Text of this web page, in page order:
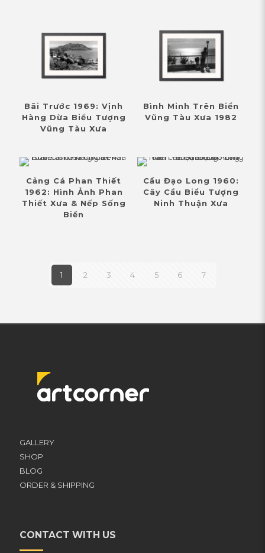
Bãi Trước 1969: Vịnh
Hàng Dừa Biểu Tượng
Vũng Tàu Xưa
Bình Minh Trên Biển
Vũng Tàu Xưa 1982
Cảng Cá Phan Thiết
1962: Hình Ảnh Phan
Thiết Xưa & Nếp Sống
Biển
Cầu Đạo Long 1960:
Cây Cầu Biểu Tượng
Ninh Thuận Xưa
1 2 3 4 5 6 7
GALLERY
SHOP
BLOG
ORDER & SHIPPING
CONTACT WITH US